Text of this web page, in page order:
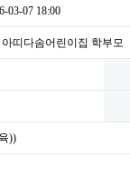
03-07 18:00
띠다솜어린이집 학부모
))